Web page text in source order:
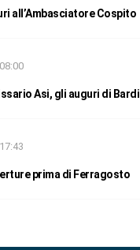
all’Ambasciatore Cospito
Asi, gli auguri di Bardi
prima di Ferragosto